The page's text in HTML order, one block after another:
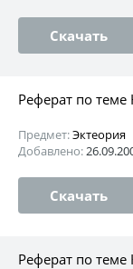
Скачать
Реферат по
Предмет:Эктеория
Добавлено:
Скачать
Реферат по